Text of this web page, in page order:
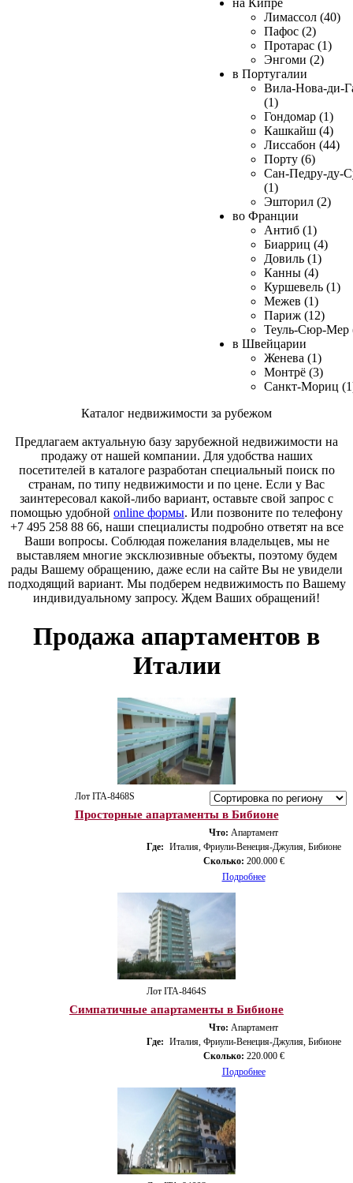
на Кипре
Лимассол (40)
Пафос (2)
Протарас (1)
Энгоми (2)
в Португалии
Вила-Нова-ди-
(1)
Гондомар (1)
Кашкайш (4)
Лиссабон (44)
Порту (6)
Сан-Педру-ду-
(1)
Эшторил (2)
во Франции
Антиб (1)
Биарриц (4)
Довиль (1)
Канны (4)
Куршевель (1)
Межев (1)
Париж (12)
Теуль-Сюр-Мер
в Швейцарии
Женева (1)
Монтрё (3)
Санкт-Мориц
Каталог недвижимости за рубежом
Предлагаем актуальную базу зарубежной недвижимости на
продажу от нашей компании. Для удобства наших
посетителей в каталоге разработан специальный поиск по
странам, по типу недвижимости и по цене. Если у Вас
заинтересовал какой-либо вариант, оставьте свой запрос с
помощью удобной online формы. Или позвоните по телефону
+7 495 258 88 66, наши специалисты подробно ответят на все
Ваши вопросы. Соблюдая пожелания владельцев, мы не
выставляем многие эксклюзивные объекты, поэтому будем
рады Вашему обращению, даже если на сайте Вы не увидели
подходящий вариант. Мы подберем недвижимость по Вашему
индивидуальному запросу. Ждем Ваших обращений!
Продажа апартаментов в
Италии
Лот ITA-8468S
Просторные апартаменты в Бибионе
Что: Апартамент
Где: Италия, Фриули-Венеция-Джулия, Бибионе
Сколько: 200.000 €
Подробнее
Лот ITA-8464S
Симпатичные апартаменты в Бибионе
Что: Апартамент
Где: Италия, Фриули-Венеция-Джулия, Бибионе
Сколько: 220.000 €
Подробнее